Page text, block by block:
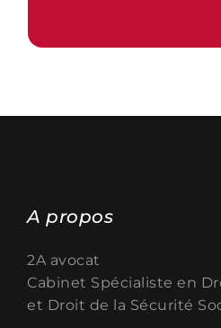
A propos
2A avocat
Cabinet Spécialiste en
et Droit de la Sécurité